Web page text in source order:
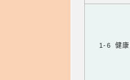
1-6 健康